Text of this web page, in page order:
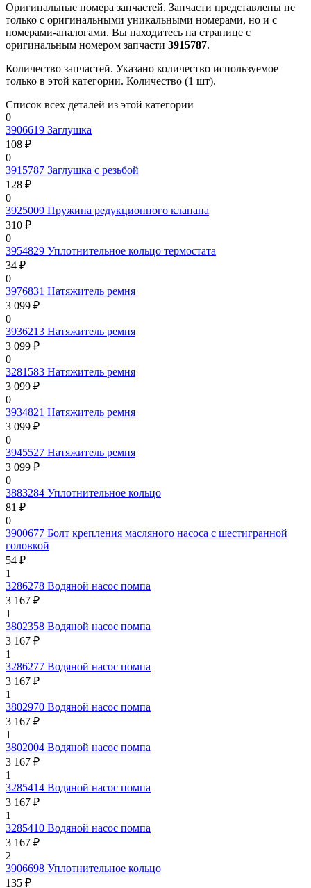
Оригинальные номера запчастей. Запчасти представлены не
только с оригинальными уникальными номерами, но и с
номерами-аналогами. Вы находитесь на странице с
оригинальным номером запчасти 3915787.
Количество запчастей. Указано количество используемое
только в этой категории. Количество (1 шт).
Список всех деталей из этой категории
0
3906619 Заглушка
108 ₽
0
3915787 Заглушка с резьбой
128 ₽
0
3925009 Пружина редукционного клапана
310 ₽
0
3954829 Уплотнительное кольцо термостата
34 ₽
0
3976831 Натяжитель ремня
3 099 ₽
0
3936213 Натяжитель ремня
3 099 ₽
0
3281583 Натяжитель ремня
3 099 ₽
0
3934821 Натяжитель ремня
3 099 ₽
0
3945527 Натяжитель ремня
3 099 ₽
0
3883284 Уплотнительное кольцо
81 ₽
0
3900677 Болт крепления масляного насоса с шестигранной
головкой
54 ₽
1
3286278 Водяной насос помпа
3 167 ₽
1
3802358 Водяной насос помпа
3 167 ₽
1
3286277 Водяной насос помпа
3 167 ₽
1
3802970 Водяной насос помпа
3 167 ₽
1
3802004 Водяной насос помпа
3 167 ₽
1
3285414 Водяной насос помпа
3 167 ₽
1
3285410 Водяной насос помпа
3 167 ₽
2
3906698 Уплотнительное кольцо
135 ₽